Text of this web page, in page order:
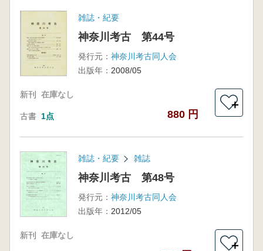
雑誌・紀要
神奈川考古 第44号
発行元： 神奈川考古同人会
出版年： 2008/05
新刊 在庫なし
古書 1点 880 円
＋
雑誌・紀要 雑誌
神奈川考古 第48号
発行元： 神奈川考古同人会
出版年： 2012/05
新刊 在庫なし
＋